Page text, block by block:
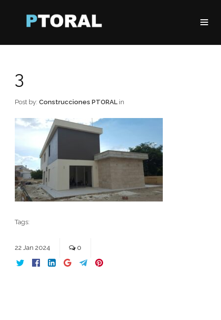
3
Post by: Construcciones PTORAL in
Tags:
22 Jan 2024 0